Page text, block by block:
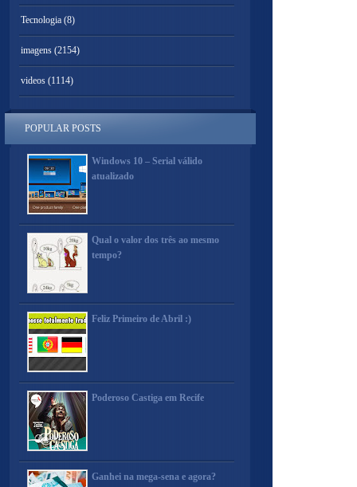
Tecnologia (8)
imagens (2154)
videos (1114)
POPULAR POSTS
Windows 10 – Serial válido
atualizado
Qual o valor dos três ao mesmo
tempo?
Feliz Primeiro de Abril :)
Poderoso Castiga em Recife
Ganhei na mega-sena e agora?